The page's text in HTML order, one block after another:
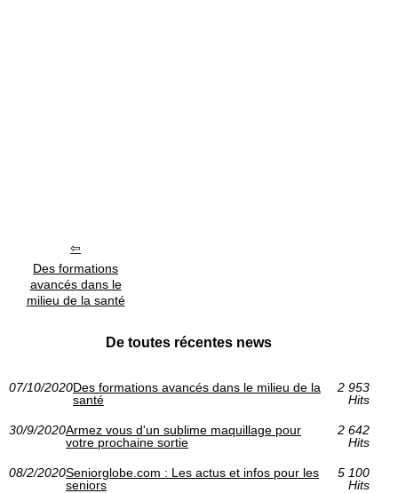
Des formations
avancés dans le
milieu de la santé
De toutes récentes news
07/10/2020Des formations avancés dans le milieu de la
santé
2 953
Hits
30/9/2020Armez vous d'un sublime maquillage pour
votre prochaine sortie
2 642
Hits
08/2/2020Seniorglobe.com : Les actus et infos pour les
seniors
5 100
Hits